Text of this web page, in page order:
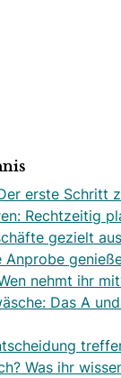
erste Schritt
Rechtzeitig
gezielt
Anprobe
nehmt ihr
Das A
Was ihr